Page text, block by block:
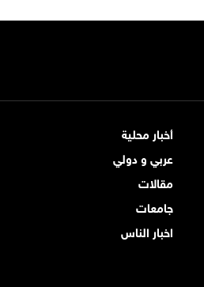
أخبار محلية
عربي و دولي
مقالات
جامعات
اخبار الناس